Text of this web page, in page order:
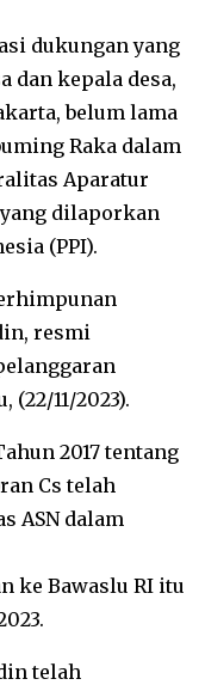
dukungan yang
dan kepala desa,
belum lama
Raka dalam
Aparatur
yang dilaporkan
(PPI).
resmi
(22/11/2023).
2017 tentang
Cs telah
ASN dalam
ke Bawaslu RI itu
telah